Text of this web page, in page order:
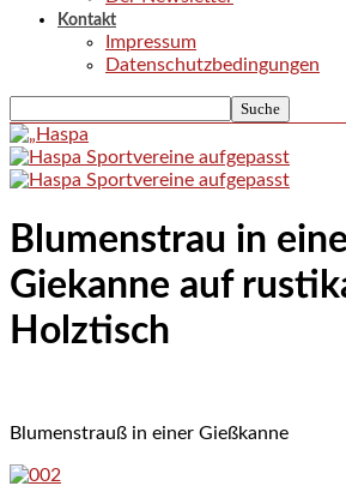
Kontakt
Impressum
Datenschutzbedingungen
Blumenstrau in
Giekanne auf
Holztisch
Blumenstrauß in einer Gießkanne